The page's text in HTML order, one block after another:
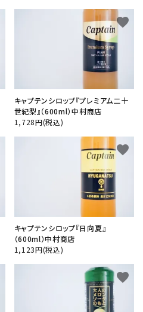
キャプテンシロップ『プレミアム二十
世紀梨』（600ml）中村商店
1,728円(税込)
favorite
キャプテンシロップ『日向夏』
（600ml）中村商店
1,123円(税込)
favorite
favorite